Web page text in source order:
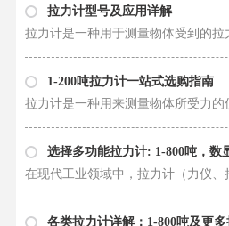
拉力计型号及应用详解
1-200吨拉力计一站式选购指南
选择多功能拉力计: 1-800吨，数
各类拉力计详解：1-800吨及更